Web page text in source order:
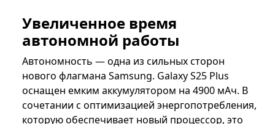
Увеличенное время
автономной работы
Автономность — одна из сильных сторон
нового флагмана Samsung. Galaxy S25 Plus
оснащен емким аккумулятором на 4900 мАч. В
сочетании с оптимизацией энергопотребления,
которую обеспечивает новый процессор, это